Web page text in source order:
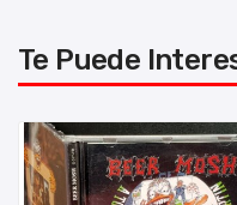
Te Puede